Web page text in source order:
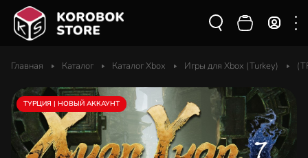
Главная Каталог Каталог Xbox Игры для Xbox (Turkey)
ТУРЦИЯ | НОВЫЙ АККАУНТ